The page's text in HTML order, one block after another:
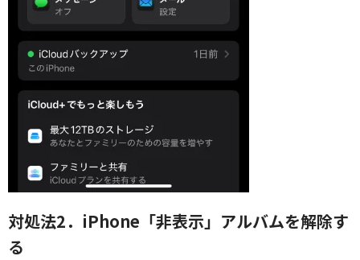
対処法2．iPhone「非表示」アルバムを解除す
る